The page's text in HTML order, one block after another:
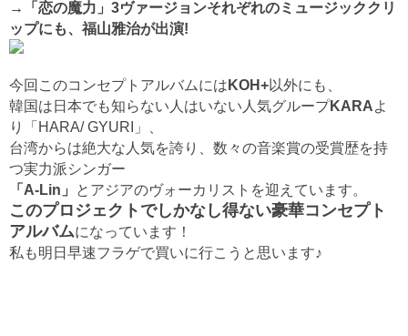
→「恋の魔力」3ヴァージョンそれぞれのミュージッククリ
ップにも、福山雅治が出演!
今回このコンセプトアルバムには KOH+以外にも、
韓国は日本でも知らない人はいない人気グループKARAよ
り「HARA/ GYURI」、
台湾からは絶大な人気を誇り、数々の音楽賞の受賞歴を持
つ実力派シンガー
「A-Lin」
とアジアのヴォーカリストを迎えています。
このプロジェクトでしかなし得ない豪華コンセプト
アルバムになっています！
私も明日早速フラゲで買いに行こうと思います♪